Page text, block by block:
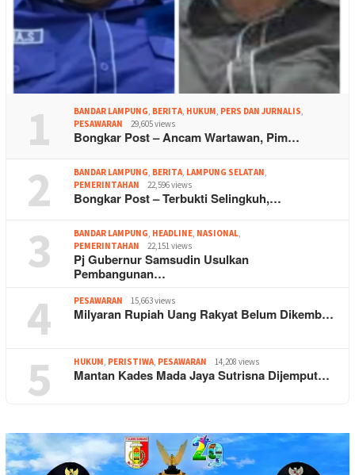
1 BANDAR LAMPUNG, BERITA, HUKUM, PERS DAN JURNALIS,
PESAWARAN
29,605 views
Bongkar Post – Ancam Wartawan, Pim…
2 BANDAR LAMPUNG, BERITA, LAMPUNG SELATAN,
PEMERINTAHAN
22,596 views
Bongkar Post – Terbukti Selingkuh,…
3 BANDAR LAMPUNG, HEADLINE, NASIONAL,
PEMERINTAHAN
22,151 views
Pj Gubernur Samsudin Usulkan
Pembangunan…
4 PESAWARAN 15,663 views
Milyaran Rupiah Uang Rakyat Belum Dikemb…
5 HUKUM, PERISTIWA, PESAWARAN 14,208 views
Mantan Kades Mada Jaya Sutrisna Dijemput…